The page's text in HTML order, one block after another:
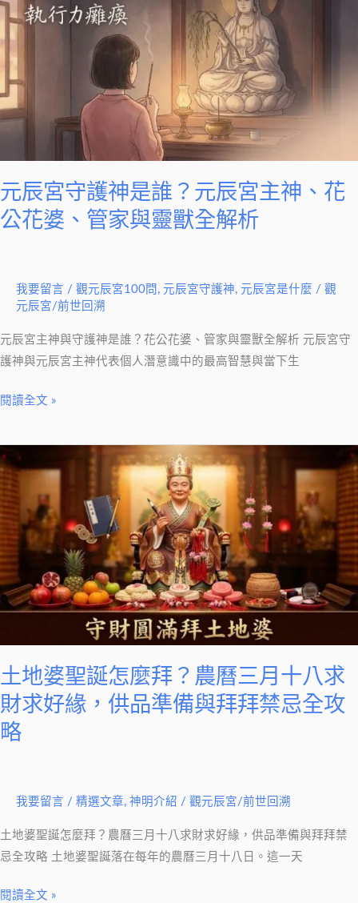
四
院、
紅
磚
屋
表
什
麼？
元辰宮守護神是誰？元辰宮主神、花
公花婆、管家與靈獸全解析
我要留言 / 觀元辰宮100問 , 元辰宮守護神, 元辰宮是什麼 / 觀
元辰宮/前世回溯
元辰宮主神與守護神是誰？花公花婆、管家與靈獸全解析 元辰宮守
護神與元辰宮主神代表個人潛意識中的最高智慧與當下生
宮
守
神
是
誰？
宮
主
神、
管
家
靈
全
解
析
閱讀全文 »
土地婆聖誕怎麼拜？農曆三月十八求
財求好緣，供品準備與拜拜禁忌全攻
略
我要留言 / 精選文章, 神明介紹 / 觀元辰宮/前世回溯
土地婆聖誕怎麼拜？農曆三月十八求財求好緣，供品準備與拜拜禁
忌全攻略 土地婆聖誕落在每年的農曆三月十八日。這一天
土
地
婆
聖
誕
怎
麼
拜？
曆
三
月
十
八
緣，
供
品
閱讀全文 »